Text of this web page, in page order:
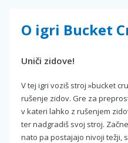
O igri Bucket
Uniči zidove!
V tej igri voziš stroj »bucket
rušenje zidov. Gre za
v kateri lahko z rušenjem
ter nadgradiš svoj stroj.
nato pa postajajo nivoji težji,